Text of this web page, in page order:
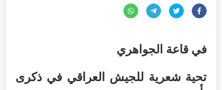
‏في قاعة الجواهري
‏تحية شعرية للجيش العراقي في ذكرى